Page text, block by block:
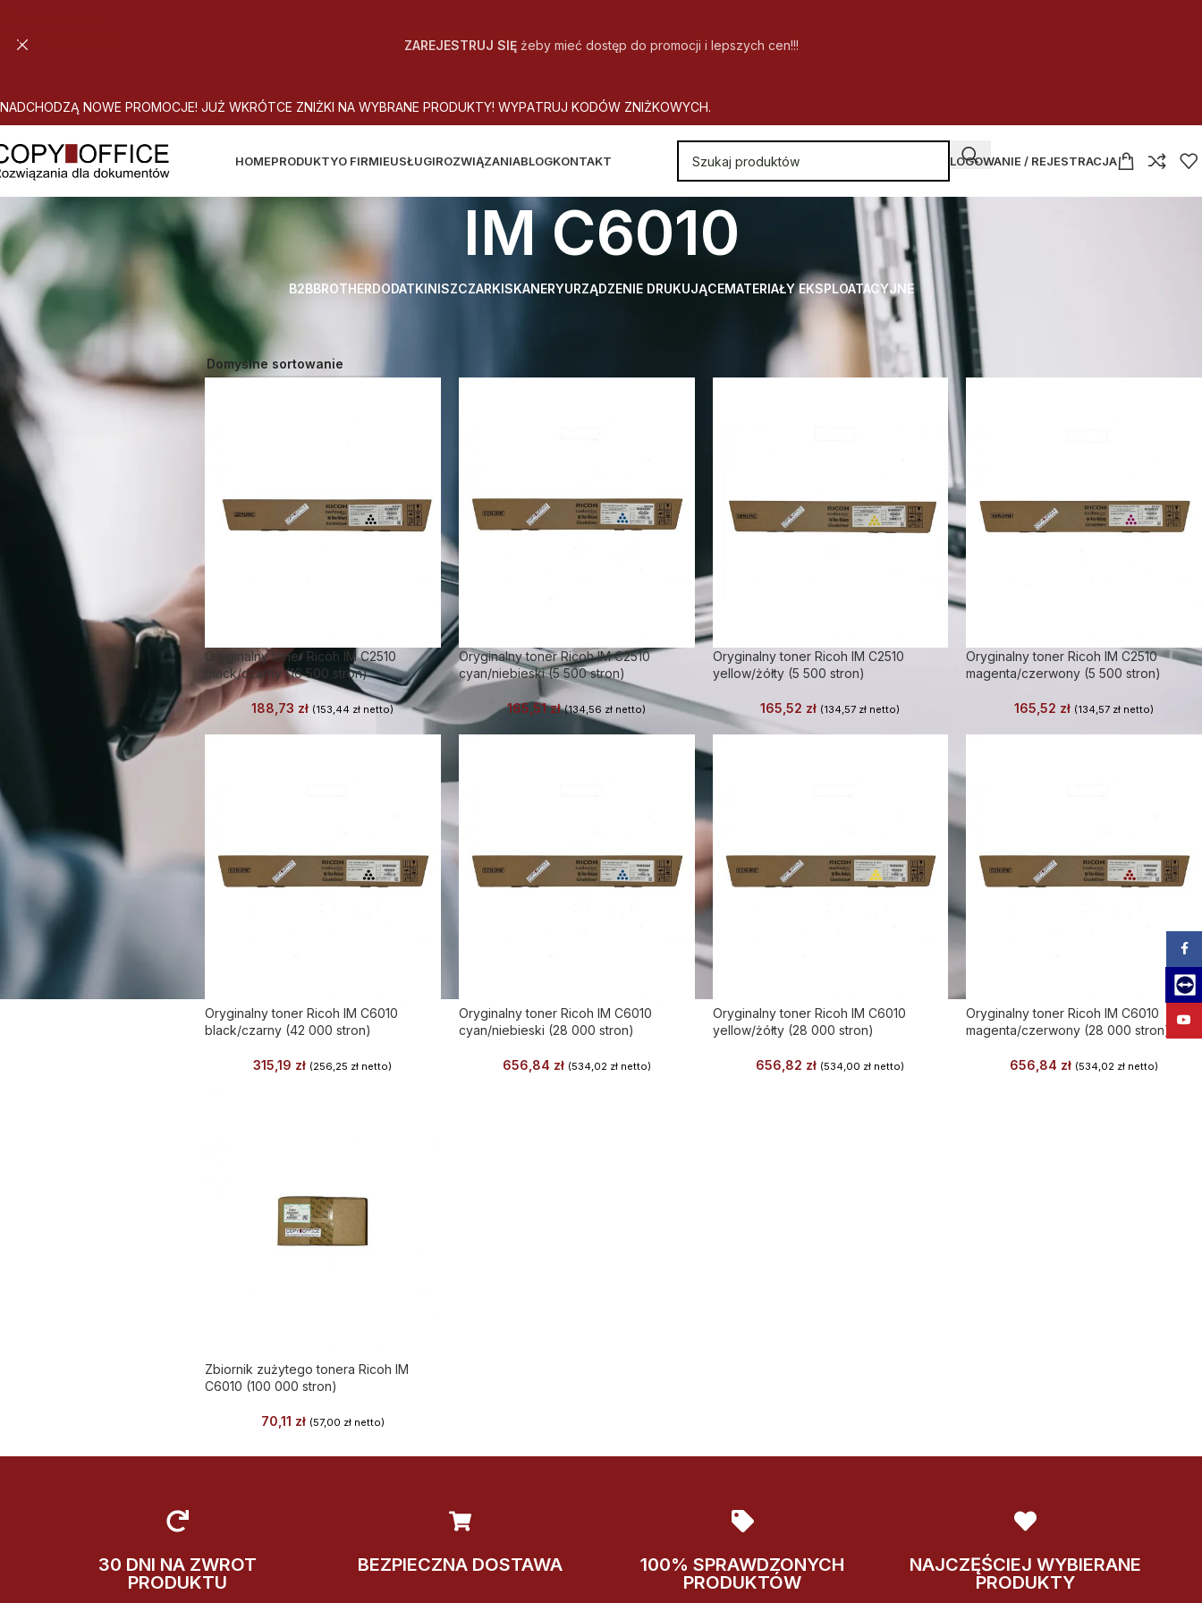
Skip to main content
ZAREJESTRUJ SIĘżeby mieć dostęp do promocji i lepszych cen!!!
NADCHODZĄ NOWE PROMOCJE! JUŻ WKRÓTCE ZNIŻKI NA WYBRANE PRODUKTY! WYPATRUJ KODÓW ZNIŻKOWYCH.
HOMEPRODUKTYO FIRMIEUSŁUGIROZWIĄZANIABLOGKONTAKT LOGOWANIE / REJESTRACJA
IM C6010
B2BBROTHERDODATKINISZCZARKISKANERYURZĄDZENIE DRUKUJĄCEMATERIAŁY EKSPLOATACYJNE
Strona główna
Oryginalny toner Ricoh IM C2510
black/czarny (16 500 stron)
188,73 zł (153,44 zł netto)
Oryginalny toner Ricoh IM C2510
cyan/niebieski (5 500 stron)
165,51zł (134,56 zł netto)
Oryginalny toner Ricoh IM C2510
yellow/żółty (5 500 stron)
165,52 zł (134,57 zł netto)
Oryginalny toner Ricoh IM C2510
magenta/czerwony (5 500 stron)
165,52 zł (134,57 zł netto)
Oryginalny toner Ricoh IM C6010
black/czarny (42 000 stron)
315,19 zł (256,25 zł netto)
Oryginalny toner Ricoh IM C6010
cyan/niebieski (28 000 stron)
656,84 zł (534,02 złnetto)
Oryginalny toner Ricoh IM C6010
yellow/żółty (28 000 stron)
656,82 zł (534,00 zł netto)
Oryginalny toner Ricoh IM C6010
magenta/czerwony (28 000 stron)
656,84 zł (534,02 zł netto)
Zbiornik zużytego tonera Ricoh IM
C6010 (100 000 stron)
70,11 zł (57,00 złnetto)
30 DNI NA ZWROT
PRODUKTU
BEZPIECZNA DOSTAWA
100% SPRAWDZONYCH
PRODUKTÓW
NAJCZĘŚCIEJ WYBIERANE
PRODUKTY